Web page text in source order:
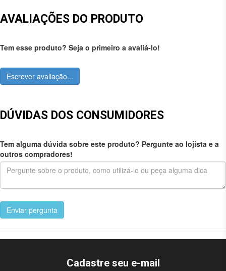
AVALIAÇÕES DO PRODUTO
Tem esse produto? Seja o primeiro a avaliá-lo!
Escrever avaliação...
DÚVIDAS DOS CONSUMIDORES
Tem alguma dúvida sobre este produto? Pergunte ao lojista e a
outros compradores!
Enviar pergunta
Cadastre seu e-mail